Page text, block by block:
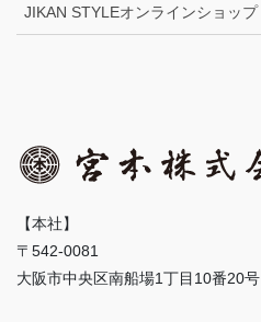
JIKAN STYLEオンラインショップ
【本社】
〒542-0081
大阪市中央区南船場1丁目10番20号